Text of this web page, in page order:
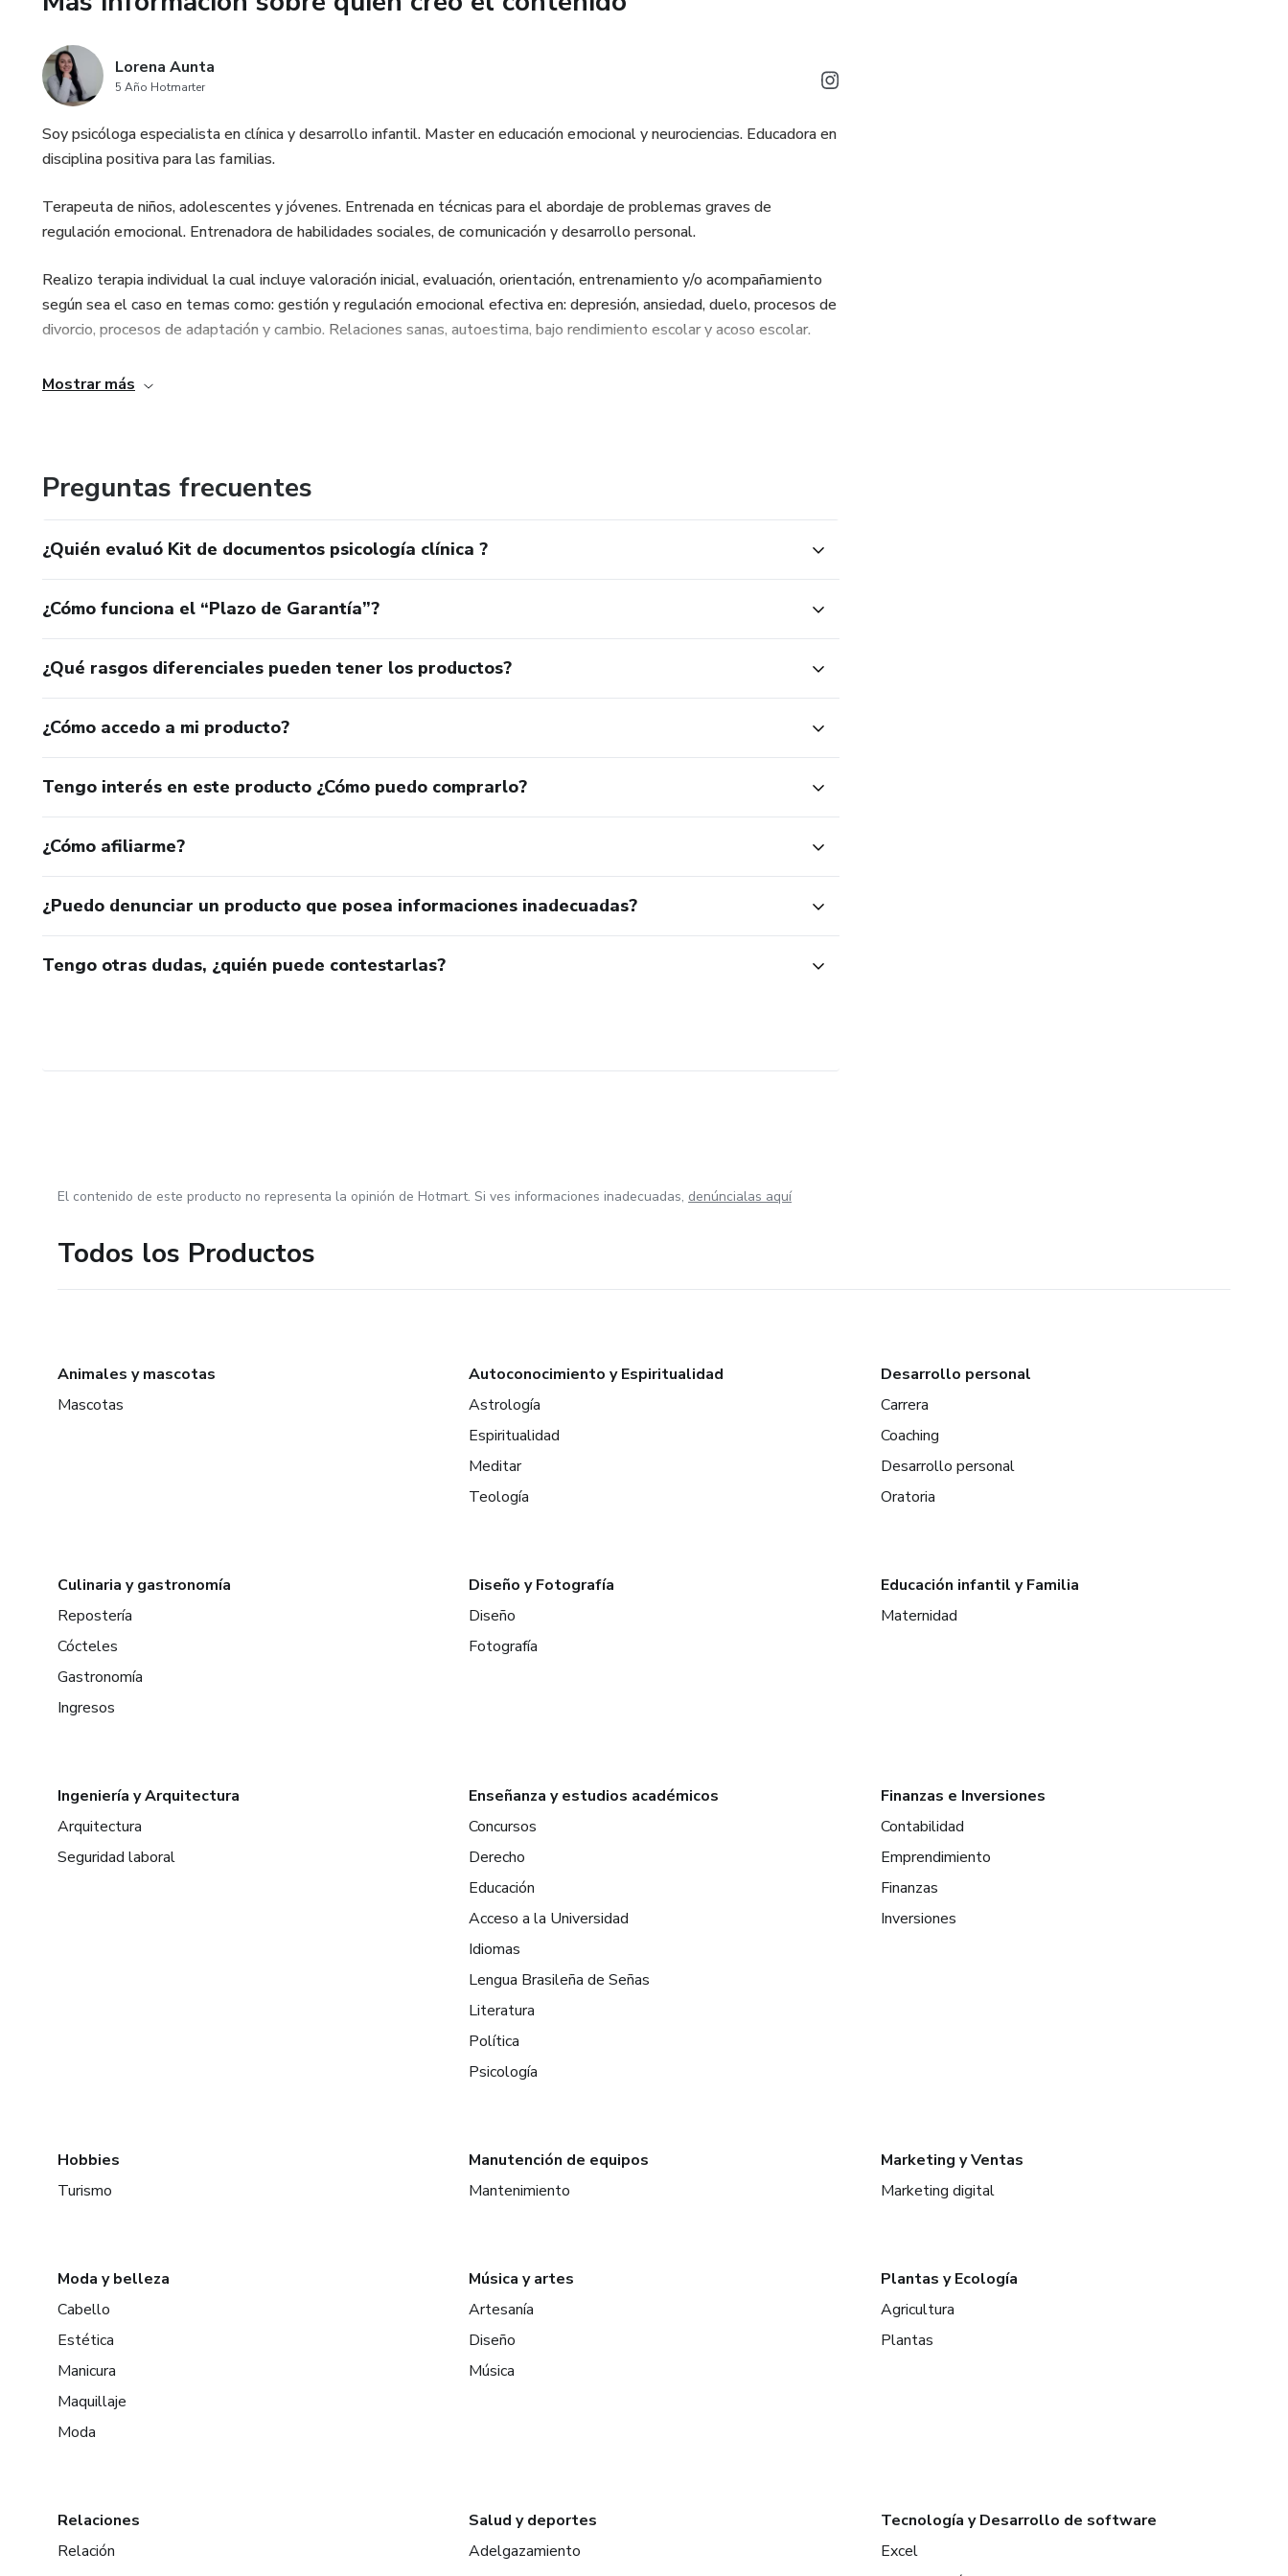
Lorena Aunta
5 Año Hotmarter
Soy psicóloga especialista en clínica y desarrollo infantil. Master en educación emocional y neurociencias. Educadora en
disciplina positiva para las familias.
Terapeuta de niños, adolescentes y jóvenes. Entrenada en técnicas para el abordaje de problemas graves de
regulación emocional. Entrenadora de habilidades sociales, de comunicación y desarrollo personal.
Realizo terapia individual la cual incluye valoración inicial, evaluación, orientación, entrenamiento y/o acompañamiento
según sea el caso en temas como: gestión y regulación emocional efectiva en: depresión, ansiedad, duelo, procesos de
divorcio, procesos de adaptación y cambio. Relaciones sanas, autoestima, bajo rendimiento escolar y acoso escolar.
También realizo asesoría en disciplina positiva: sesiones de orientación y entrenamiento en temas como, eliminación
También acompaño procesos individuales de acompañamiento en desarrollo personal: en las cuales trabajamos
planeación y alcance de metas personales basadas en valores y establecimiento o eliminación de hábitos.
Mostrar más
Preguntas frecuentes
¿Quién evaluó Kit de documentos psicología clínica ?
¿Cómo funciona el “Plazo de Garantía”?
¿Qué rasgos diferenciales pueden tener los productos?
¿Cómo accedo a mi producto?
Tengo interés en este producto ¿Cómo puedo comprarlo?
¿Cómo afiliarme?
¿Puedo denunciar un producto que posea informaciones inadecuadas?
Tengo otras dudas, ¿quién puede contestarlas?
El contenido de este producto no representa la opinión de Hotmart. Si ves informaciones inadecuadas, denúncialas aquí
Todos los Productos
Animales y mascotas
Mascotas
Autoconocimiento y Espiritualidad
Astrología
Espiritualidad
Meditar
Teología
Desarrollo personal
Carrera
Coaching
Desarrollo personal
Oratoria
Culinaria y gastronomía
Repostería
Cócteles
Gastronomía
Ingresos
Diseño y Fotografía
Diseño
Fotografía
Educación infantil y Familia
Maternidad
Ingeniería y Arquitectura
Arquitectura
Seguridad laboral
Enseñanza y estudios académicos
Concursos
Derecho
Educación
Acceso a la Universidad
Idiomas
Lengua Brasileña de Señas
Literatura
Política
Psicología
Finanzas e Inversiones
Contabilidad
Emprendimiento
Finanzas
Inversiones
Hobbies
Turismo
Manutención de equipos
Mantenimiento
Marketing y Ventas
Marketing digital
Moda y belleza
Cabello
Estética
Manicura
Maquillaje
Moda
Música y artes
Artesanía
Diseño
Música
Plantas y Ecología
Agricultura
Plantas
Relaciones
Relación
Salud y deportes
Adelgazamiento
Tecnología y Desarrollo de software
Excel